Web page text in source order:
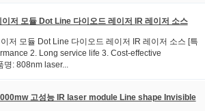
저 모듈 Dot Line 다이오드 레이저 IR 레이저 소스
저 모듈 Dot Line 다이오드 레이저 IR 레이저 소스 [특
2. Long service life 3. Cost-effective
명: 808nm laser...
고성능 IR laser module Line shape Invisible